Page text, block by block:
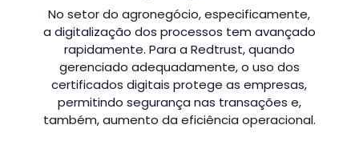
No setor do agronegócio, especificamente,
a digitalização dos processos tem avançado
rapidamente. Para a Redtrust, quando
gerenciado adequadamente, o uso dos
certificados digitais protege as empresas,
permitindo segurança nas transações e,
também, aumento da eficiência operacional.